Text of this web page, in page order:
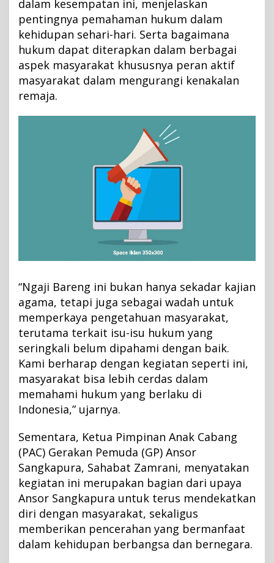
d
a
P
e
m
d
n
t
u
k
S
a
d
a
H
u
k
m
dalam kesempatan ini, menjelaskan
pentingnya pemahaman hukum dalam
kehidupan sehari-hari. Serta bagaimana
hukum dapat diterapkan dalam berbagai
aspek masyarakat khususnya peran aktif
masyarakat dalam mengurangi kenakalan
remaja.
“Ngaji Bareng ini bukan hanya sekadar kajian
agama, tetapi juga sebagai wadah untuk
memperkaya pengetahuan masyarakat,
terutama terkait isu-isu hukum yang
seringkali belum dipahami dengan baik.
Kami berharap dengan kegiatan seperti ini,
masyarakat bisa lebih cerdas dalam
memahami hukum yang berlaku di
Indonesia,” ujarnya.
Sementara, Ketua Pimpinan Anak Cabang
(PAC) Gerakan Pemuda (GP) Ansor
Sangkapura, Sahabat Zamrani, menyatakan
kegiatan ini merupakan bagian dari upaya
Ansor Sangkapura untuk terus mendekatkan
diri dengan masyarakat, sekaligus
memberikan pencerahan yang bermanfaat
dalam kehidupan berbangsa dan bernegara.